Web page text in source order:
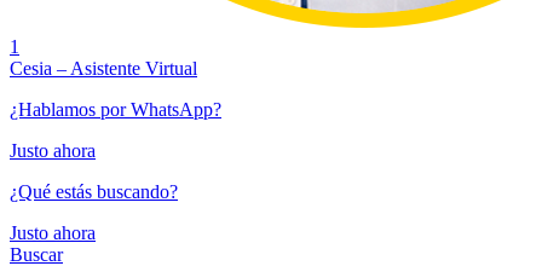
1
Cesia – Asistente Virtual
¿Hablamos por WhatsApp?
Justo ahora
¿Qué estás buscando?
Justo ahora
Buscar